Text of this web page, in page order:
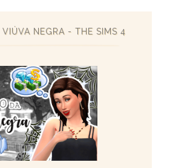
VIÚVA NEGRA - THE SIMS 4